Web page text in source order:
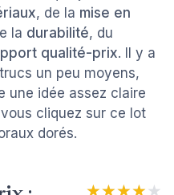
, de la mise en
la durabilité, du
qualité-prix. Il y a
un peu moyens,
une idée assez claire
cliquez sur ce lot
dorés.